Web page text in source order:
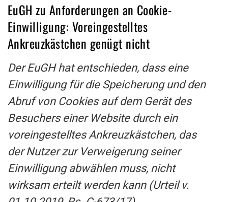
EuGH zu Anforderungen an Cookie-
Einwilligung: Voreingestelltes
Ankreuzkästchen genügt nicht
Der EuGH hat entschieden, dass eine
Einwilligung für die Speicherung und den
Abruf von Cookies auf dem Gerät des
Besuchers einer Website durch ein
voreingestelltes Ankreuzkästchen, das
der Nutzer zur Verweigerung seiner
Einwilligung abwählen muss, nicht
wirksam erteilt werden kann (Urteil v.